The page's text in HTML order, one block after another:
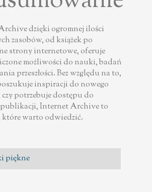
dzięki ogromnej ilości
zasobów, od książek po
strony internetowe, oferuje
możliwości do nauki, badań
przeszłości. Bez względu na to,
inspiracji do nowego
potrzebuje dostępu do
Internet Archive to
które warto odwiedzić.
piękne